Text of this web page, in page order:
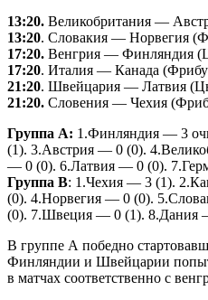
13:20. Великобритания —
13:20. Словакия — Норвегия
17:20. Венгрия — Финляндия
17:20. Италия — Канада
21:20. Швейцария — Латвия
21:20. Словения — Чехия
Группа А: 1.Финляндия — 3
(1). 3.Австрия — 0 (0).
— 0 (0). 6.Латвия — 0 (0).
Группа В: 1.Чехия — 3 (1).
(0). 4.Норвегия — 0 (0).
(0). 7.Швеция — 0 (1). 8.Дания
В группе А победно
Финляндии и Швейцарии
в матчах соответственно с